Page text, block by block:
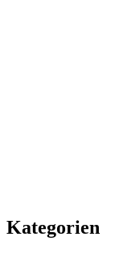
Kategorien